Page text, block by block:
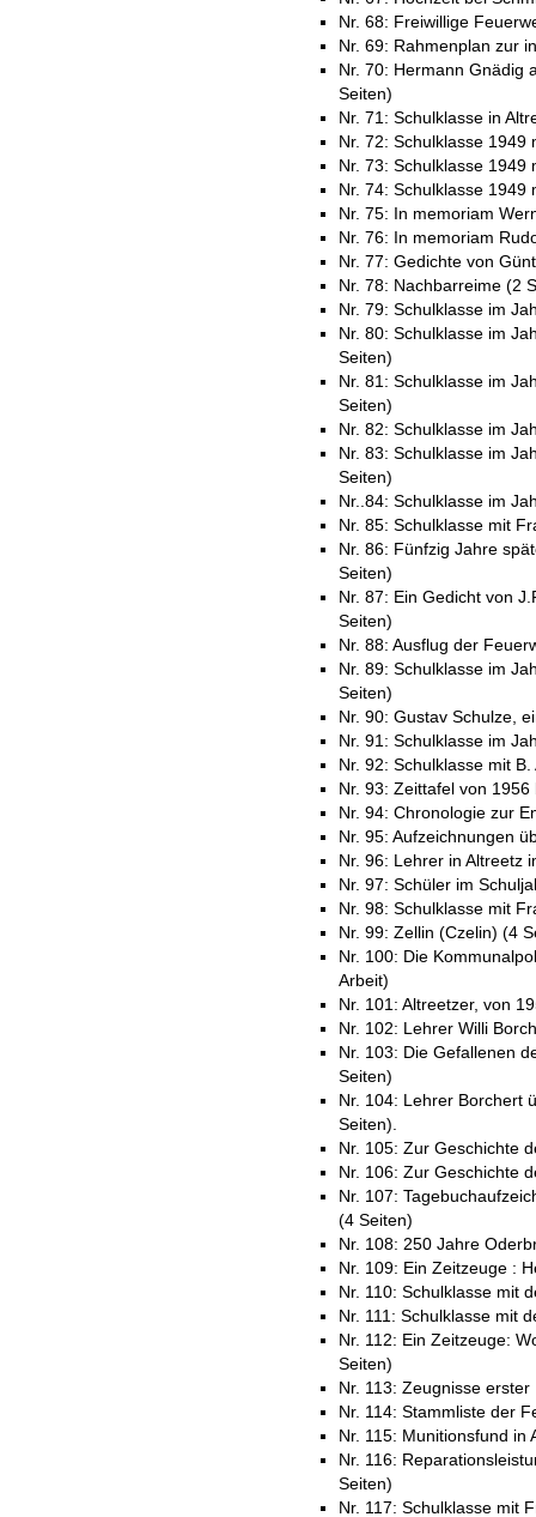
Nr. 68: Freiwillige
Nr. 69: Rahmenplan zur
Nr. 70: Hermann Gnädig
Seiten)
Nr. 71: Schulklasse in
Nr. 72: Schulklasse 1949
Nr. 73: Schulklasse 1949
Nr. 74: Schulklasse 1949
Nr. 75: In memoriam
Nr. 76: In memoriam
Nr. 77: Gedichte von
Nr. 78: Nachbarreime (2
Nr. 79: Schulklasse im
Nr. 80: Schulklasse im
Seiten)
Nr. 81: Schulklasse im
Seiten)
Nr. 82: Schulklasse im
Nr. 83: Schulklasse im
Seiten)
Nr..84: Schulklasse im
Nr. 85: Schulklasse mit
Nr. 86: Fünfzig Jahre
Seiten)
Nr. 87: Ein Gedicht von
Seiten)
Nr. 88: Ausflug der
Nr. 89: Schulklasse im
Seiten)
Nr. 90: Gustav Schulze,
Nr. 91: Schulklasse im
Nr. 92: Schulklasse mit
Nr. 93: Zeittafel von
Nr. 94: Chronologie zur
Nr. 95: Aufzeichnungen
Nr. 96: Lehrer in Altreetz
Nr. 97: Schüler im
Nr. 98: Schulklasse mit
Nr. 99: Zellin (Czelin) (4
Nr. 100: Die
Arbeit)
Nr. 101: Altreetzer, von
Nr. 102: Lehrer Willi
Nr. 103: Die Gefallenen
Seiten)
Nr. 104: Lehrer Borchert
Seiten).
Nr. 105: Zur Geschichte
Nr. 106: Zur Geschichte
Nr. 107:
(4 Seiten)
Nr. 108: 250 Jahre
Nr. 109: Ein Zeitzeuge :
Nr. 110: Schulklasse mit
Nr. 111: Schulklasse mit
Nr. 112: Ein Zeitzeuge:
Seiten)
Nr. 113: Zeugnisse
Nr. 114: Stammliste der
Nr. 115: Munitionsfund in
Nr. 116:
Seiten)
Nr. 117: Schulklasse mit